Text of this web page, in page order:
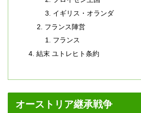
イギリス・オランダ
フランス陣営
フランス
結末 ユトレヒト条約
オーストリア継承戦争